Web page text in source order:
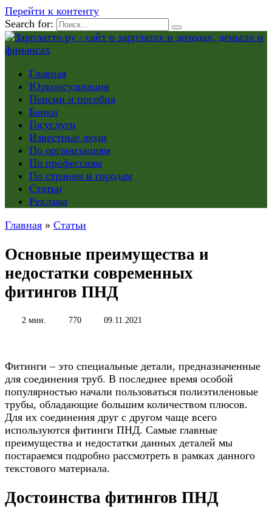
Перейти к контенту
Search for:
Главная
Юрконсультация
Пенсии и пособия
Банки
Госуслуги
Известные люди
По организациям
По профессиям
По странам и городам
Статьи
Реклама
Главная » Статьи
Основные преимущества и
недостатки современных
фитингов ПНД
2 мин. 770 09.11.2021
Фитинги – это специальные детали, предназначенные
для соединения труб. В последнее время особой
популярностью начали пользоваться полиэтиленовые
трубы, обладающие большим количеством плюсов.
Для их соединения друг с другом чаще всего
используются фитинги ПНД. Самые главные
преимущества и недостатки данных деталей мы
постараемся подробно рассмотреть в рамках данного
текстового материала.
Достоинства фитингов ПНД